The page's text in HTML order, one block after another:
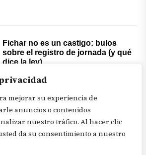
mejorar su experiencia de
anuncios o contenidos
nuestro tráfico. Al hacer clic
da su consentimiento a nuestro
Fichar no es un castigo: bulos
sobre el registro de jornada (y qué
dice la ley)